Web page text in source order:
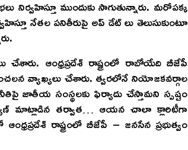
ముందుకు సాగుతున్నారు. మరోపక్క
నేతల పనితీరుపై అప్ డేట్ లు తెలుసుకుంటూ
ఆంధ్రప్రదేశ్ రాష్ట్రంలో రాబోయేది బీజేపీ
వ్యాఖ్యలు చేశారు. త్వరలోనే నియోజకవర్గాల
జాతీయ సంస్థలకు ఫిర్యాదు చేస్తామని స్పష్టం
మాట్లాడిన తర్వాత… ఆయన చాలా క్లారిటీగా
రాష్ట్రంలో బీజేపీ – జనసేన ప్రభుత్వం